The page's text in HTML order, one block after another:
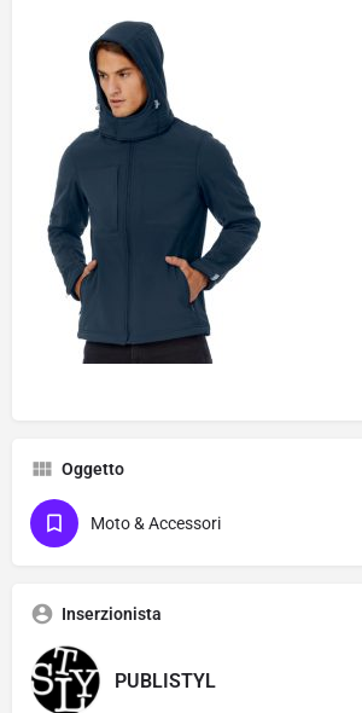
Oggetto
Moto & Accessori
Inserzionista
PUBLISTYL